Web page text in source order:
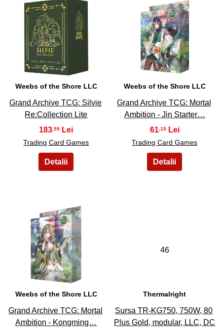
43
Weebs of the Shore LLC
Grand Archive TCG: Silvie
Re:Collection Lite
183 ,59
Trading Card Games
44
Weebs of the Shore LLC
Grand Archive TCG: Mortal
Ambition - Jin Starter…
61 ,15
Trading Card Games
45
Weebs of the Shore LLC
Grand Archive TCG: Mortal
Ambition - Kongming…
46
Thermalright
Sursa TR-KG750, 750W, 80
Plus Gold, modular, LLC, DC